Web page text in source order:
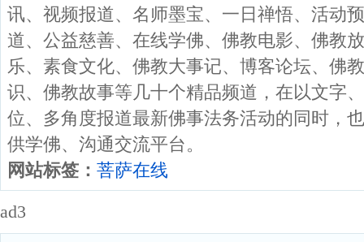
讯、视频报道、名师墨宝、一日禅悟、活动
道、公益慈善、在线学佛、佛教电影、佛教
乐、素食文化、佛教大事记、博客论坛、佛
识、佛教故事等几十个精品频道，在以文字
位、多角度报道最新佛事法务活动的同时，
供学佛、沟通交流平台。
网站标签： 菩萨在线
ad3